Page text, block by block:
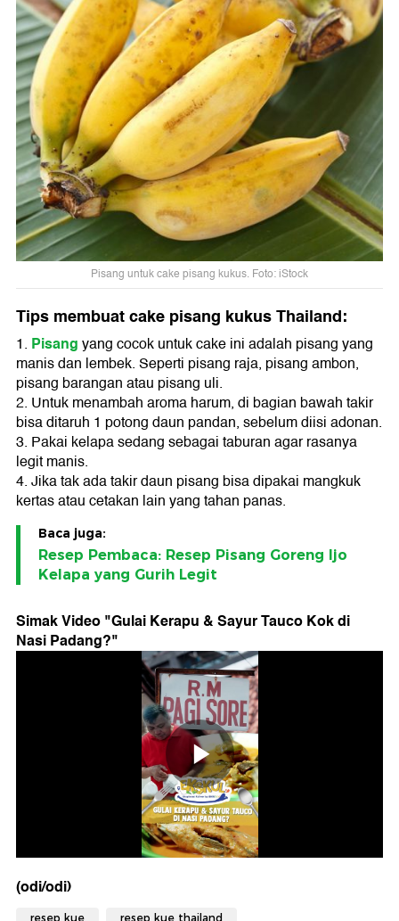
Pisang untuk cake pisang kukus. Foto: iStock
Tips membuat cake pisang kukus Thailand:
1. Pisangyang cocok untuk cake ini adalah pisang yang
manis dan lembek. Seperti pisang raja, pisang ambon,
pisang barangan atau pisang uli.
2. Untuk menambah aroma harum, di bagian bawah takir
bisa ditaruh 1 potong daun pandan, sebelum diisi adonan.
3. Pakai kelapa sedang sebagai taburan agar rasanya
legit manis.
4. Jika tak ada takir daun pisang bisa dipakai mangkuk
kertas atau cetakan lain yang tahan panas.
Baca juga:
Resep Pembaca: Resep Pisang Goreng Ijo
Kelapa yang Gurih Legit
Simak Video "Gulai Kerapu & Sayur Tauco Kok di
Nasi Padang?"
(odi/odi)
resep kue resep kue thailand